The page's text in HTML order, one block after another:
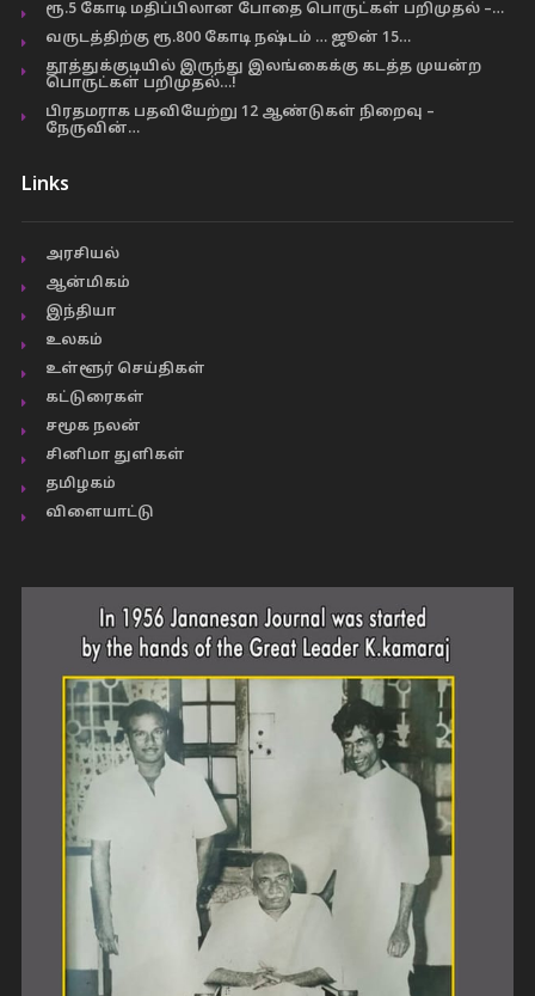
ரூ.5 கோடி மதிப்பிலான போதை பொருட்கள் பறிமுதல் –…
வருடத்திற்கு ரூ.800 கோடி நஷ்டம் … ஜூன் 15…
தூத்துக்குடியில் இருந்து இலங்கைக்கு கடத்த முயன்ற
பொருட்கள் பறிமுதல்…!
பிரதமராக பதவியேற்று 12 ஆண்டுகள் நிறைவு –
நேருவின்…
Links
அரசியல்
ஆன்மிகம்
இந்தியா
உலகம்
உள்ளூர் செய்திகள்
கட்டுரைகள்
சமூக நலன்
சினிமா துளிகள்
தமிழகம்
விளையாட்டு